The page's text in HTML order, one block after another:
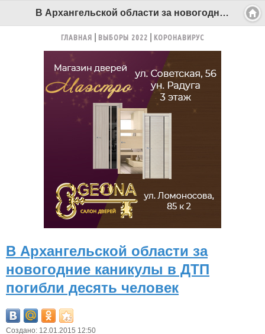
В Архангельской области за новогодние каникулы в ДТП погибли десять человек - Беломорканал Северодвинск tv29.ru
ГЛАВНАЯ ВЫБОРЫ 2022 КОРОНАВИРУС
В Архангельской области за
новогодние каникулы в ДТП
погибли десять человек
Создано: 12.01.2015 12:50